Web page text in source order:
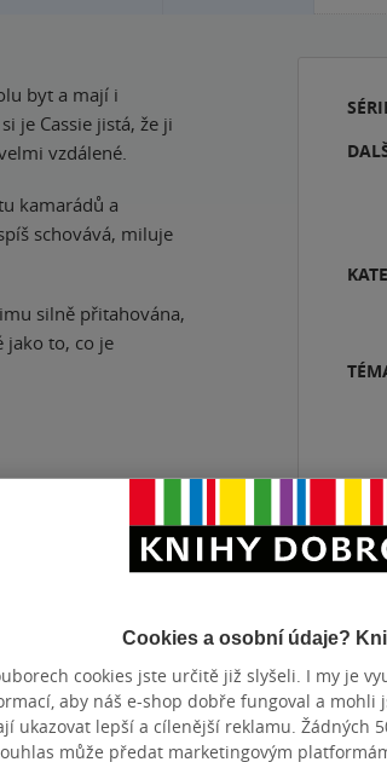
byt a mají i
je Cassie jistá, že ji
vzdálené.
kamarádů a
schovává, miluje
silně přitahována,
jako to, co je
538 g
JAZYK
čeština
Cookies a osobní údaje?
cookies jste určitě již slyšeli. I my je
aby náš e-shop dobře fungoval a mohli
ukazovat lepší a cílenější reklamu. Žádných
může předat marketingovým